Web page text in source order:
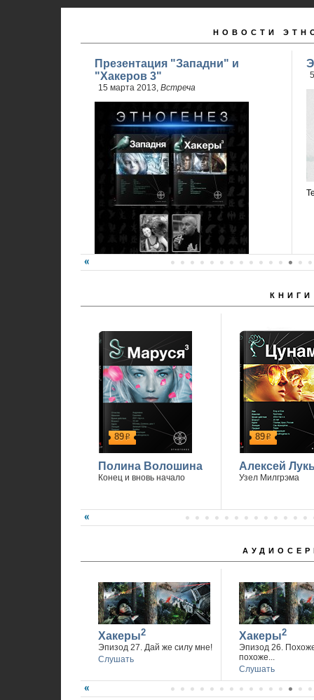
НОВОСТИ
Презентация "Западни" и
"Хакеров 3"
15 марта 2013, Встреча
КНИГИ
89р
Полина Волошина
Конец и вновь начало
89р
Алексей
Узел Милгрэма
Хакеры2
Эпизод 27. Дай же силу мне!
Слушать
Хакеры2
Эпизод 26.
похоже...
Слушать